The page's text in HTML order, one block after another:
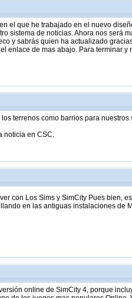
el que he trabajado en el nuevo
sistema de noticias. Ahora nos será
y sabrás quien ha actualizado
enlace de mas abajo. Para terminar y
terrenos como barrios para nuestros
noticia en CSC.
con Los Sims y SimCity Pues bien,
en las antiguas instalaciones de
online de SimCity 4, porque